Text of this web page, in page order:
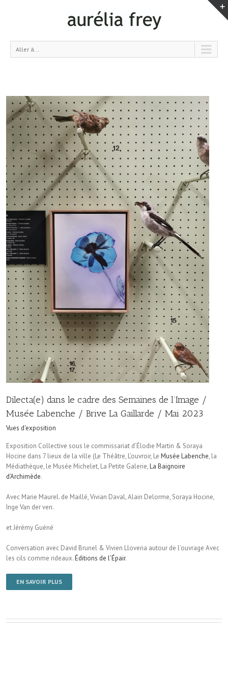
Aller à...
Dilecta(e) dans le cadre des Semaines de l’Image /
Musée Labenche / Brive La Gaillarde / Mai 2023
Vues d'exposition
Exposition Collective sous le commissariat d’Élodie Martin & Soraya
Hocine dans 7 lieux de la ville (Le Théâtre, L’ouvroir, Le Musée Labenche, la
Médiathèque, le Musée Michelet, La Petite Galerie,La Baignoire
d’Archimède.
Avec Marie Maurel. de Maillé, Vivian Daval, Alain Delorme, Soraya Hocine,
Inge Van der ven.
et Jérémy Guéné
Conversation avec David Brunel & Vivien Lloveria autour de l’ouvrage Avec
les cils comme rideaux.Éditions de l’Épair.
EN SAVOIR PLUS